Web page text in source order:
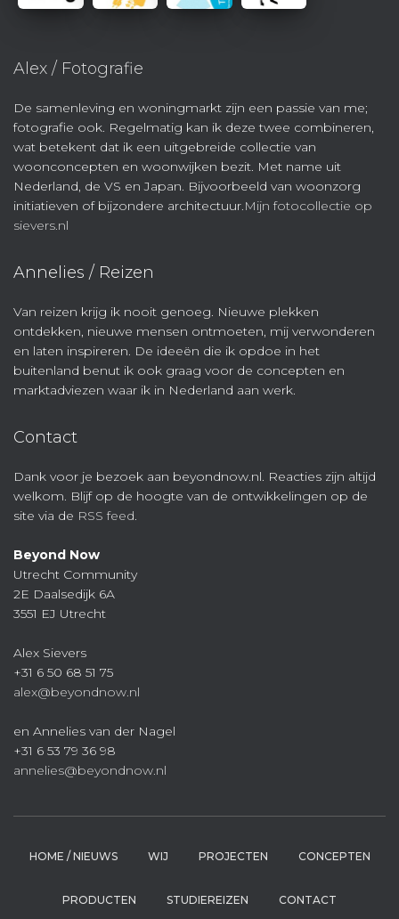
Alex / Fotografie
De samenleving en woningmarkt zijn een passie van me;
fotografie ook. Regelmatig kan ik deze twee combineren,
wat betekent dat ik een uitgebreide collectie van
woonconcepten en woonwijken bezit. Met name uit
Nederland, de VS en Japan. Bijvoorbeeld van woonzorg
initiatieven of bijzondere architectuur.Mijn fotocollectie op
sievers.nl
Annelies / Reizen
Van reizen krijg ik nooit genoeg. Nieuwe plekken
ontdekken, nieuwe mensen ontmoeten, mij verwonderen
en laten inspireren. De ideeën die ik opdoe in het
buitenland benut ik ook graag voor de concepten en
marktadviezen waar ik in Nederland aan werk.
Contact
Dank voor je bezoek aan beyondnow.nl. Reacties zijn altijd
welkom. Blijf op de hoogte van de ontwikkelingen op de
site via de RSS feed.
Beyond Now
Utrecht Community
2E Daalsedijk 6A
3551 EJ Utrecht
Alex Sievers
+31 6 50 68 51 75
alex@beyondnow.nl
en Annelies van der Nagel
+31 6 53 79 36 98
annelies@beyondnow.nl
HOME / NIEUWS WIJ PROJECTEN CONCEPTEN
PRODUCTEN STUDIEREIZEN CONTACT